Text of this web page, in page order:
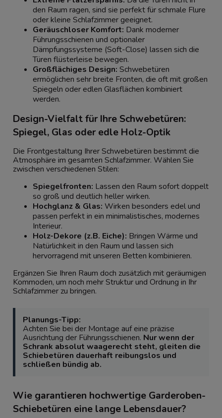
den Raum ragen, sind sie perfekt für schmale Flure
oder kleine Schlafzimmer geeignet.
Geräuschloser Komfort: Dank moderner
Führungsschienen und optionaler
Dämpfungssysteme (Soft-Close) lassen sich die
Türen flüsterleise bewegen.
Großflächiges Design: Schwebetüren
ermöglichen sehr breite Fronten, die oft mit großen
Spiegeln oder edlen Glasflächen kombiniert
werden.
Design-Vielfalt für Ihre Schwebetüren:
Spiegel, Glas oder edle Holz-Optik
Die Frontgestaltung Ihrer Schwebetüren bestimmt die
Atmosphäre im gesamten Schlafzimmer. Wählen Sie
zwischen verschiedenen Stilen:
Spiegelfronten: Lassen den Raum sofort doppelt
so groß und deutlich heller wirken.
Hochglanz & Glas: Wirken besonders edel und
passen perfekt in ein minimalistisches, modernes
Interieur.
Holz-Dekore (z.B. Eiche): Bringen Wärme und
Natürlichkeit in den Raum und lassen sich
hervorragend mit unseren Betten kombinieren.
Ergänzen Sie Ihren Raum doch zusätzlich mit geräumigen
Kommoden, um noch mehr Struktur und Ordnung in Ihr
Schlafzimmer zu bringen.
Planungs-Tipp:
Achten Sie bei der Montage auf eine präzise
Ausrichtung der Führungsschienen. Nur wenn der
Schrank absolut waagerecht steht, gleiten die
Schiebetüren dauerhaft reibungslos und
schließen bündig ab.
Wie garantieren hochwertige Garderoben-
Schiebetüren eine lange Lebensdauer?